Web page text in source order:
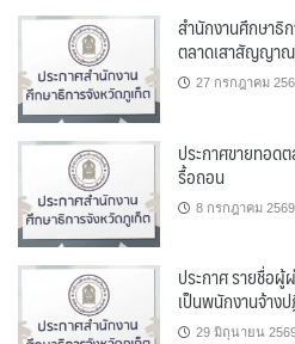
สำนักงานศึกษาธิ
ตลาดเสาสัญญา
27 กรกฎาคม
ประกาศขายทอ
รื้อถอน
8 กรกฎาคม 2569
ประกาศ รายชื่อผู้
เป็นพนักงานจ้าง
29 มิถุนายน